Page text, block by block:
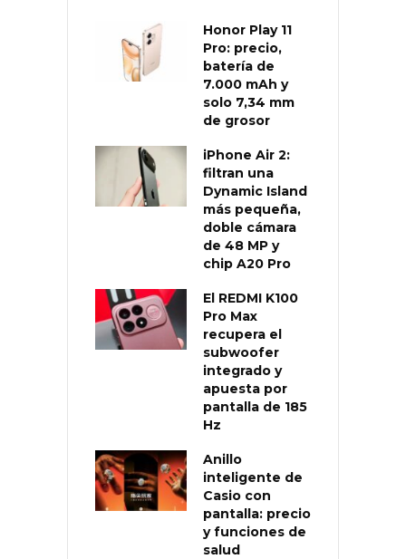
Honor Play 11
Pro: precio,
batería de
7.000 mAh y
solo 7,34 mm
de grosor
iPhone Air 2:
filtran una
Dynamic Island
más pequeña,
doble cámara
de 48 MP y
chip A20 Pro
El REDMI K100
Pro Max
recupera el
subwoofer
integrado y
apuesta por
pantalla de 185
Hz
Anillo
inteligente de
Casio con
pantalla: precio
y funciones de
salud